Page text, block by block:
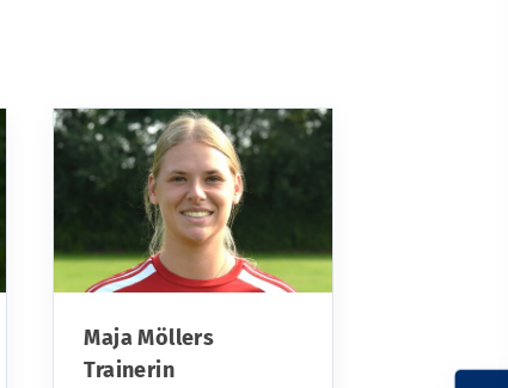
Maja Möllers
Trainerin